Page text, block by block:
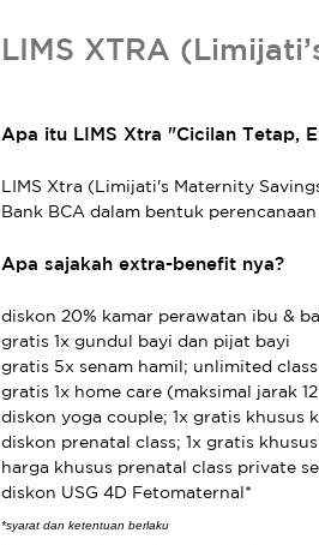
LIMS XTRA
Apa itu LIMS Xtra "Cicilan Tetap,
LIMS Xtra (Limijati's Maternity
Bank BCA dalam bentuk
Apa sajakah extra-benefit nya?
diskon 20% kamar perawatan ibu &
gratis 1x gundul bayi dan pijat bayi
gratis 5x senam hamil; unlimited
gratis 1x home care (maksimal jarak
diskon yoga couple; 1x gratis khusus
diskon prenatal class; 1x gratis khusus
harga khusus prenatal class private
diskon USG 4D Fetomaternal*
*syarat dan ketentuan berlaku